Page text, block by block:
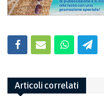
Articoli correlati